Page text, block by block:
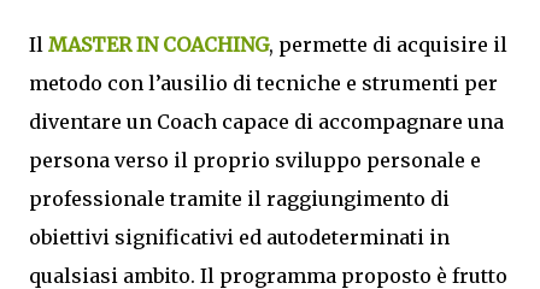
Il MASTER IN COACHING, permette di acquisire il
metodo con l’ausilio di tecniche e strumenti per
diventare un Coach capace di accompagnare una
persona verso il proprio sviluppo personale e
professionale tramite il raggiungimento di
obiettivi significativi ed autodeterminati in
qualsiasi ambito. Il programma proposto è frutto